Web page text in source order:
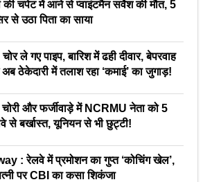
की चपेट में आने से प्वाइंटमैन सर्वेश की मौत, 5
से उठा पिता का साया
ले गए पाइप, बारिश में ढही दीवार, बेपरवाह
अब ठेकेदारी में तलाश रहा ‘कमाई’ का जुगाड़!
और फर्जीवाड़े में NCRMU नेता को 5
से बर्खास्त, यूनियन से भी छुट्टी!
: रेलवे में प्रमोशन का गुप्त ‘कोचिंग खेल’,
पर CBI का कसा शिकंजा